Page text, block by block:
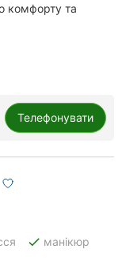
комфорту та
Телефонувати
done манікюр